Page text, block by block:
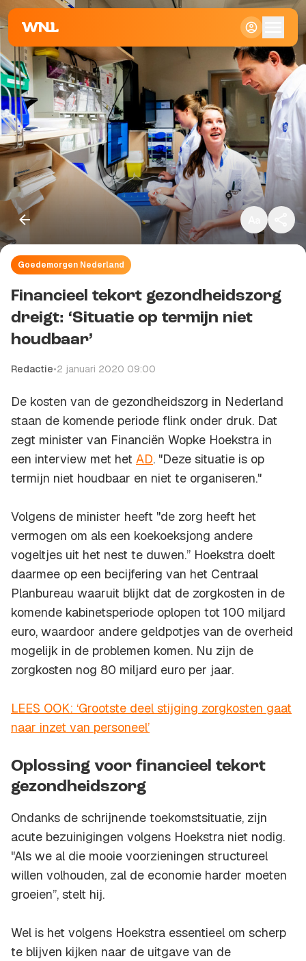
Klein
Standaard
Groot
Goedemorgen Nederland
Financieel tekort gezondheidszorg
dreigt: ‘Situatie op termijn niet
houdbaar’
Redactie•2 januari 2020 09:00
De kosten van de gezondheidszorg in Nederland
staan de komende periode flink onder druk. Dat
zegt minister van Financiën Wopke Hoekstra in
een interview met het AD. "Deze situatie is op
termijn niet houdbaar en niet te organiseren."
Volgens de minister heeft "de zorg heeft het
vermogen om als een koekoeksjong andere
vogeltjes uit het nest te duwen.” Hoekstra doelt
daarmee op een becijfering van het Centraal
Planbureau waaruit blijkt dat de zorgkosten in de
komende kabinetsperiode oplopen tot 100 miljard
euro, waardoor andere geldpotjes van de overheid
mogelijk in de problemen komen. Nu zijn de
zorgkosten nog 80 miljard euro per jaar.
LEES OOK: ‘Grootste deel stijging zorgkosten gaat
naar inzet van personeel’
Oplossing voor financieel tekort
gezondheidszorg
Ondanks de schrijnende toekomstsituatie, zijn
acute bezuinigingen volgens Hoekstra niet nodig.
"Als we al die mooie voorzieningen structureel
willen volhouden, zal de economie harder moeten
groeien”, stelt hij.
Wel is het volgens Hoekstra essentieel om scherp
te blijven kijken naar de uitgave van de